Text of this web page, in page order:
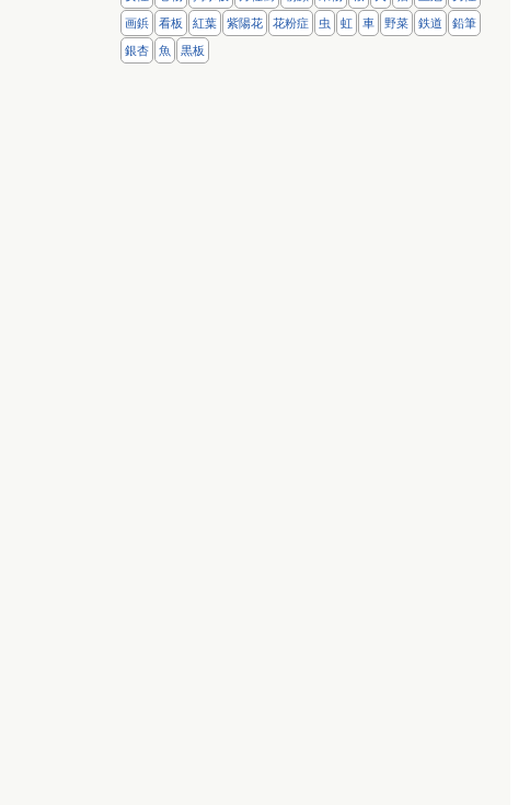
画鋲 看板 紅葉 紫陽花 花粉症 虫 虹 車 野菜 鉄道 鉛筆
銀杏 魚 黒板